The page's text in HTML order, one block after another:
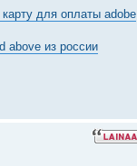
карту для оплаты adobe
above из россии